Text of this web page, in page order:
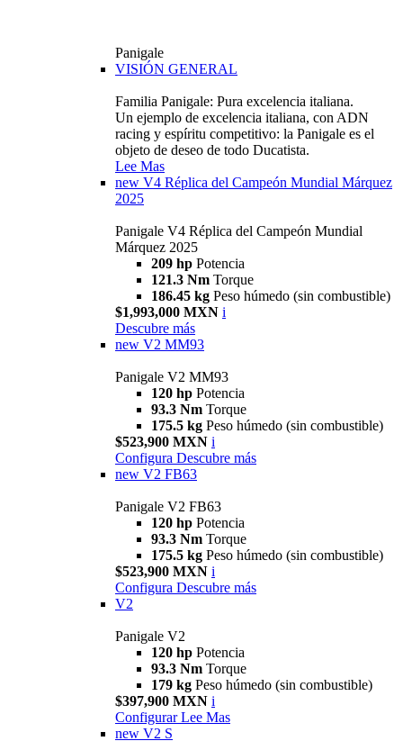
Panigale
VISIÓN GENERAL
Familia Panigale: Pura excelencia italiana.
Un ejemplo de excelencia italiana, con ADN
racing y espíritu competitivo: la Panigale es el
objeto de deseo de todo Ducatista.
Lee Mas
new V4 Réplica del Campeón Mundial Márquez
2025
Panigale V4 Réplica del Campeón Mundial
Márquez 2025
209 hp Potencia
121.3 Nm Torque
186.45 kg Peso húmedo (sin combustible)
$1,993,000 MXN i
Descubre más
new V2 MM93
Panigale V2 MM93
120 hp Potencia
93.3 Nm Torque
175.5 kg Peso húmedo (sin combustible)
$523,900 MXN i
Configura Descubre más
new V2 FB63
Panigale V2 FB63
120 hp Potencia
93.3 Nm Torque
175.5 kg Peso húmedo (sin combustible)
$523,900 MXN i
Configura Descubre más
V2
Panigale V2
120 hp Potencia
93.3 Nm Torque
179 kg Peso húmedo (sin combustible)
$397,900 MXN i
Configurar Lee Mas
new V2 S